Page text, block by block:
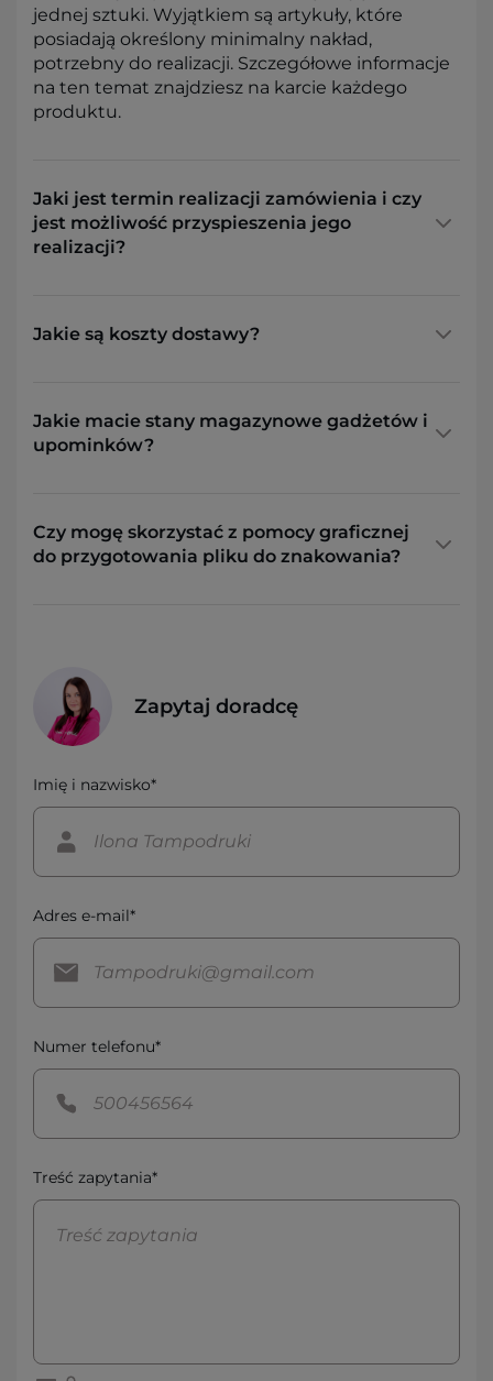
jednej sztuki. Wyjątkiem są artykuły, które
posiadają określony minimalny nakład,
potrzebny do realizacji. Szczegółowe informacje
na ten temat znajdziesz na karcie każdego
produktu.
Jaki jest termin realizacji zamówienia i czy
jest możliwość przyspieszenia jego
realizacji?
Jakie są koszty dostawy?
Jakie macie stany magazynowe gadżetów i
upominków?
Czy mogę skorzystać z pomocy graficznej
do przygotowania pliku do znakowania?
Zapytaj doradcę
Imię i nazwisko*
Adres e-mail*
Numer telefonu*
Treść zapytania*